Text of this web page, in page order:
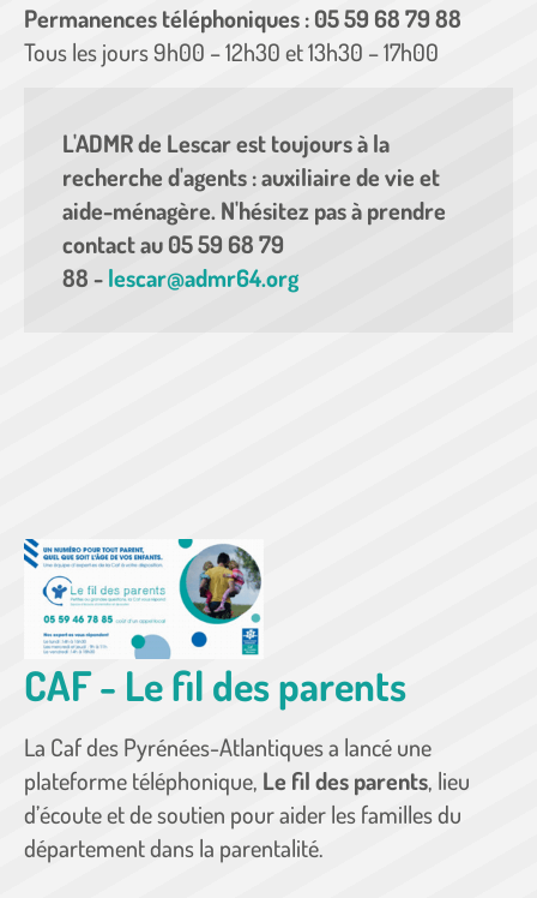
Permanences téléphoniques : 05 59 68 79 88
Tous les jours 9h00 – 12h30 et 13h30 – 17h00
L'ADMR de Lescar est toujours à la
recherche d'agents : auxiliaire de vie et
aide-ménagère. N'hésitez pas à prendre
contact au 05 59 68 79
88 -lescar@admr64.org
Show larger version
CAF - Le fil des parents
La Caf des Pyrénées-Atlantiques a lancé une
plateforme téléphonique, Le fil des parents, lieu
d’écoute et de soutien pour aider les familles du
département dans la parentalité.